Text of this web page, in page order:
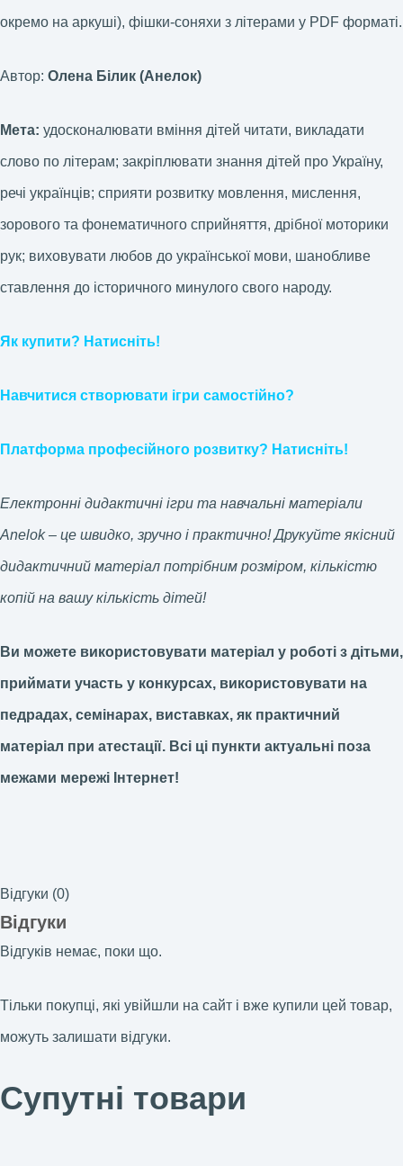
окремо на аркуші), фішки-соняхи з літерами у PDF форматі.
Автор: Олена Білик (Анелок)
Мета: удосконалювати вміння дітей читати, викладати
слово по літерам; закріплювати знання дітей про Україну,
речі українців; сприяти розвитку мовлення, мислення,
зорового та фонематичного сприйняття, дрібної моторики
рук; виховувати любов до української мови, шанобливе
ставлення до історичного минулого свого народу.
Як купити? Натисніть!
Навчитися створювати ігри самостійно?
Платформа професійного розвитку? Натисніть!
Електронні дидактичні ігри та навчальні матеріали
Anelok – це швидко, зручно і практично! Друкуйте якісний
дидактичний матеріал потрібним розміром, кількістю
копій на вашу кількість дітей!
Ви можете використовувати матеріал у роботі з дітьми,
приймати участь у конкурсах, використовувати на
педрадах, семінарах, виставках, як практичний
матеріал при атестації. Всі ці пункти актуальні поза
межами мережі Інтернет!
Відгуки (0)
Відгуки
Відгуків немає, поки що.
Тільки покупці, які увійшли на сайт і вже купили цей товар,
можуть залишати відгуки.
Супутні товари